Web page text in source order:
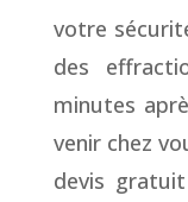
votre
des
minutes
venir chez
devis